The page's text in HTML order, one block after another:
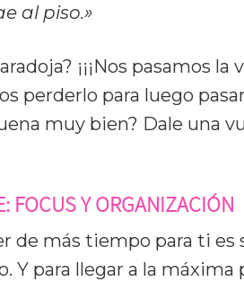
al piso.»
¡¡¡Nos pasamos
perderlo para luego
muy bien? Dale una
FOCUS Y ORGANIZACIÓN
de más tiempo para ti
Y para llegar a la